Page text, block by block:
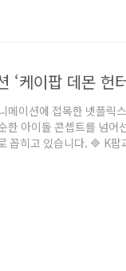
메이션에 접목한 넷플릭
한 아이돌 콘셉트를 넘
꼽히고 있습니다. 🔷 K
결합한 이례적 설정으로